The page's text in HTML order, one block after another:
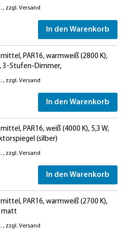
, zzgl. Versand
In den Warenkorb
PAR16, warmweiß (2800 K),
3-Stufen-Dimmer,
, zzgl. Versand
In den Warenkorb
PAR16, weiß (4000 K), 5,3 W,
(silber)
, zzgl. Versand
In den Warenkorb
PAR16, warmweiß (2700 K),
matt
, zzgl. Versand